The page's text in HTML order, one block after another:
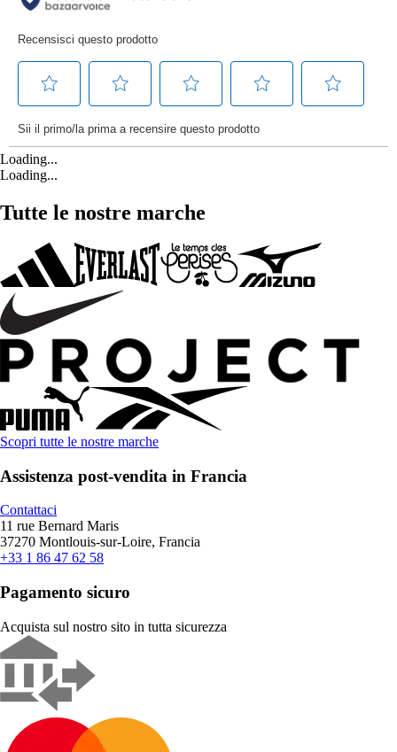
Loading...
Loading...
Tutte le nostre marche
Scopri tutte le nostre marche
Assistenza post-vendita in Francia
Contattaci
11 rue Bernard Maris
37270 Montlouis-sur-Loire, Francia
+33 1 86 47 62 58
Pagamento sicuro
Acquista sul nostro sito in tutta sicurezza